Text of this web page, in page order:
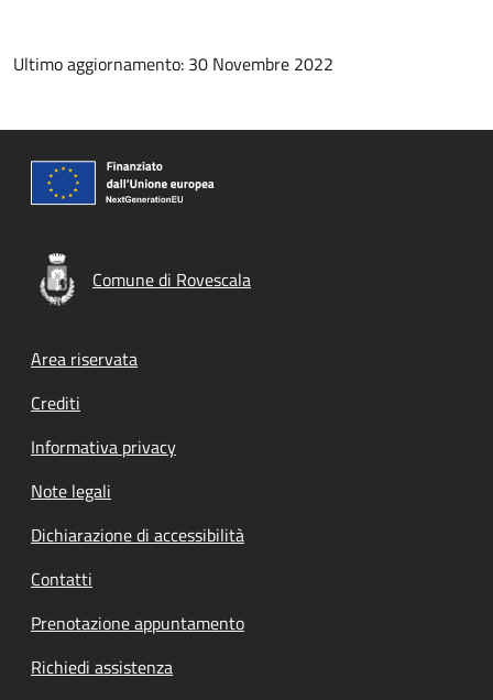
Ultimo aggiornamento: 30 Novembre 2022
Comune di Rovescala
Footer menu
Area riservata
Crediti
Informativa privacy
Note legali
Dichiarazione di accessibilità
Contatti
Prenotazione appuntamento
Richiedi assistenza